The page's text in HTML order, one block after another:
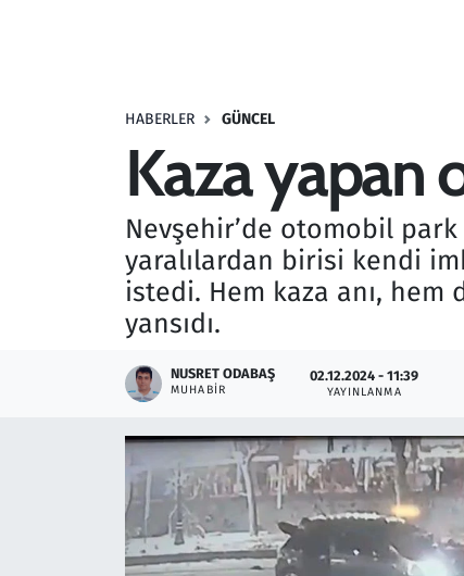
HABERLER GÜNCEL
Kaza yapan
Nevşehir’de otomobil
yaralılardan birisi kendi
istedi. Hem kaza anı, hem
yansıdı.
NUSRET ODABAŞ
MUHABIR
02.12.2024 - 11:39
YAYINLANMA
Savunma Sanayi
Seçim 2023
Teknoloji ve Bilim
Televizyon